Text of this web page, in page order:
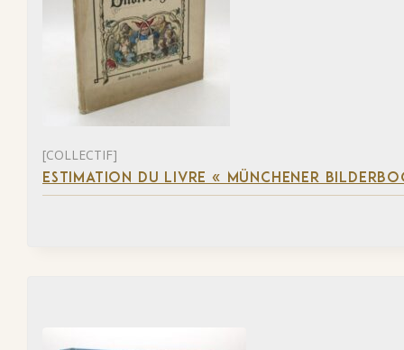
[COLLECTIF]
ESTIMATION DU LIVRE « MÜNCHENER